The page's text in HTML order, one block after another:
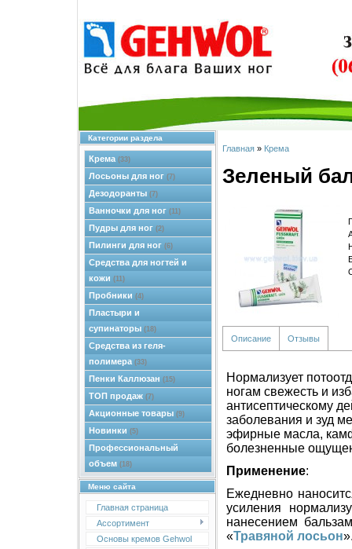
Категории раздела
Крема (33)
Лосьоны для ног (7)
Дезодоранты (7)
Ванночки для ног (11)
Пудры для ног (2)
Пилинги для ног (6)
Средства для ногтей и
кожи (11)
Пробники (4)
Пластыри и
супинаторы (18)
Средства из геля-
полимера (33)
Пенки Каллюзан (15)
ТОП продаж (7)
Акционные товары (9)
Новинки (5)
Профессиональный
объем (18)
Меню сайта
Главная страница
Ассортимент
Основы кремов Gehwol
Главная » Крема
Зеленый
Описание Отзывы
Нормализует
ногам свежесть и
антисептическому
заболевания и зуд
эфирные масла,
болезненные
П рименение:
Ежедневно
усиления
нанесением
«Травяной лосьон